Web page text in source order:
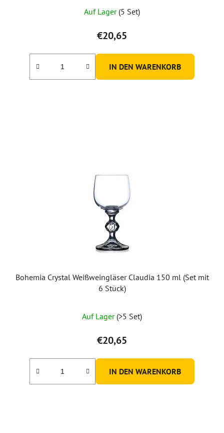
Auf Lager (5 Set)
€20,65
IN DEN WARENKORB
Bohemia Crystal Weißweingläser Claudia 150 ml (Set mit
6 Stück)
durchschnittliche
Produktbewertung
ist
5,0
von
Auf Lager (>5 Set)
€20,65
IN DEN WARENKORB